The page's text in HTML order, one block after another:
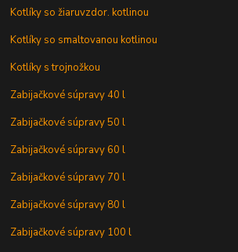
Kotlíky so žiaruvzdor. kotlinou
Kotlíky so smaltovanou kotlinou
Kotlíky s trojnožkou
Zabijačkové súpravy 40 l
Zabijačkové súpravy 50 l
Zabijačkové súpravy 60 l
Zabijačkové súpravy 70 l
Zabijačkové súpravy 80 l
Zabijačkové súpravy 100 l